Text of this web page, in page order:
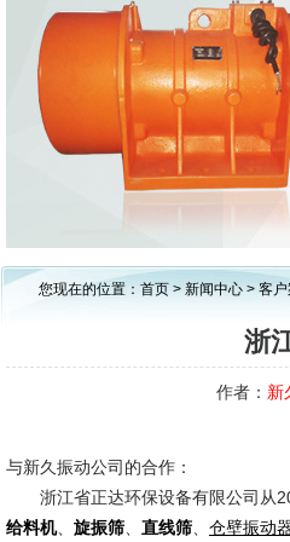
您现在的位置： 首页 > 新闻中心 > 客户
浙
作者： 新
与新久振动公司的合作：
浙江省正达环保设备有限公司从
给料机、 旋振筛 直线筛 仓壁振动